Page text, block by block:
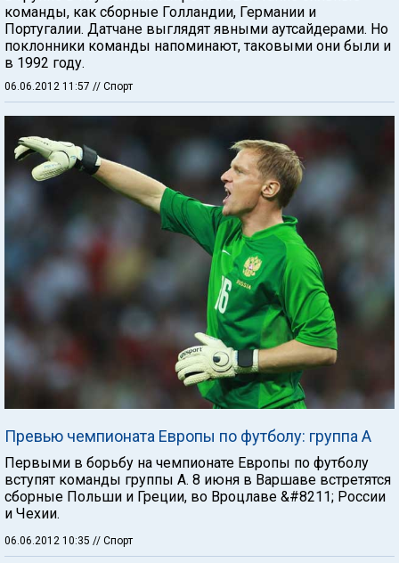
команды, как сборные Голландии, Германии и
Португалии. Датчане выглядят явными аутсайдерами. Но
поклонники команды напоминают, таковыми они были и
в 1992 году.
06.06.2012 11:57 // Спорт
Превью чемпионата Европы по футболу: группа А
Первыми в борьбу на чемпионате Европы по футболу
вступят команды группы А. 8 июня в Варшаве встретятся
сборные Польши и Греции, во Вроцлаве &#8211; России
и Чехии.
06.06.2012 10:35 // Спорт